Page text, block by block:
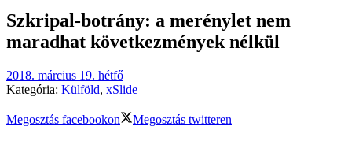
Szkripal-botrány: a merénylet nem
maradhat következmények nélkül
2018. március 19. hétfő
Kategória: Külföld, xSlide
Megosztás facebookon Megosztás twitteren